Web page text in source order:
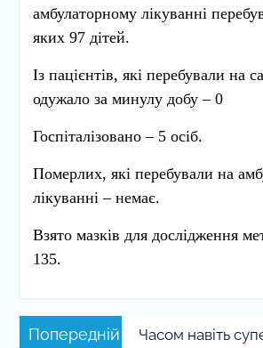
амбулаторному лікуванні
яких 97 дітей.
Із пацієнтів, які перебували на
одужало за минулу добу – 0
Госпіталізовано – 5 осіб.
Померлих, які перебували на
лікуванні – немає.
Взято мазків для дослідження
135.
Навігація
записів
Попередній
Попередній
запис:
Часом навіть